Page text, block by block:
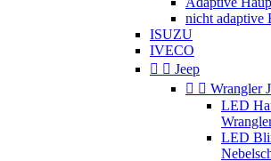
nicht adaptive
ISUZU
IVECO
  Jeep
  Wrangler
LED
LED